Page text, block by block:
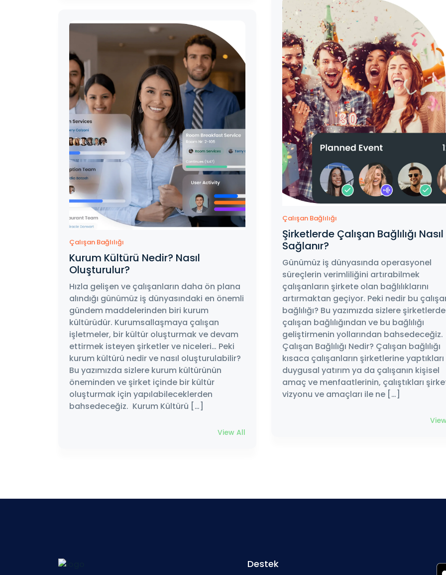
Çalışan Bağlılığı
Kurum Kültürü Nedir? Nasıl
Oluşturulur?
Hızla gelişen ve çalışanların daha ön plana
alındığı günümüz iş dünyasındaki en önemli
gündem maddelerinden biri kurum
kültürüdür. Kurumsallaşmaya çalışan
işletmeler, bir kültür oluşturmak ve devam
ettirmek isteyen şirketler ve niceleri… Peki
kurum kültürü nedir ve nasıl oluşturulabilir?
Bu yazımızda sizlere kurum kültürünün
öneminden ve şirket içinde bir kültür
oluşturmak için yapılabileceklerden
bahsedeceğiz. Kurum Kültürü […]
View All
Çalışan Bağlılığı
Şirketlerde Çalışan Bağlılığı Nasıl
Sağlanır?
Günümüz iş dünyasında operasyonel
süreçlerin verimliliğini artırabilmek
çalışanların şirkete olan bağlılıklarını
artırmaktan geçiyor. Peki nedir bu
bağlılığı? Bu yazımızda sizlere
çalışan bağlılığından ve bu bağlılığı
geliştirmenin yollarından bahsedeceğiz.
Çalışan Bağlılığı Nedir? Çalışan bağlılığı
kısaca çalışanların şirketlerine yaptıkları
duygusal yatırım ya da çalışanın kişisel
amaç ve menfaatlerinin, çalıştıkları
vizyonu ve amaçları ile ne […]
Destek